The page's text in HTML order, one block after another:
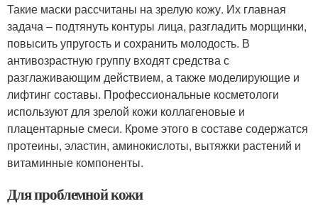
Такие маски рассчитаны на зрелую кожу. Их главная
задача – подтянуть контуры лица, разгладить морщинки,
повысить упругость и сохранить молодость. В
антивозрастную группу входят средства с
разглаживающим действием, а также моделирующие и
лифтинг составы. Профессиональные косметологи
используют для зрелой кожи коллагеновые и
плацентарные смеси. Кроме этого в составе содержатся
протеины, эластин, аминокислоты, вытяжки растений и
витаминные компоненты.
Для проблемной кожи